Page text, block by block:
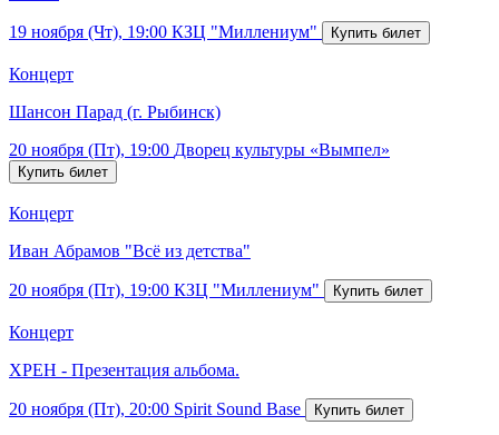
19 ноября (Чт), 19:00 КЗЦ "Миллениум"
Концерт
Шансон Парад (г. Рыбинск)
20 ноября (Пт), 19:00 Дворец культуры «Вымпел»
Концерт
Иван Абрамов "Всё из детства"
20 ноября (Пт), 19:00 КЗЦ "Миллениум"
Концерт
ХРЕН - Презентация альбома.
20 ноября (Пт), 20:00 Spirit Sound Base